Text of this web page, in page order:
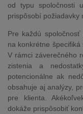
od typu spoločnosti
prispôsobí požiadavky
Pre každú
na konkrétne špecifiká
V rámci záverečného
zistenia a
potencionálne ak
obsahuje aj analýzy,
pre klienta.
dokáže prispôsobiť